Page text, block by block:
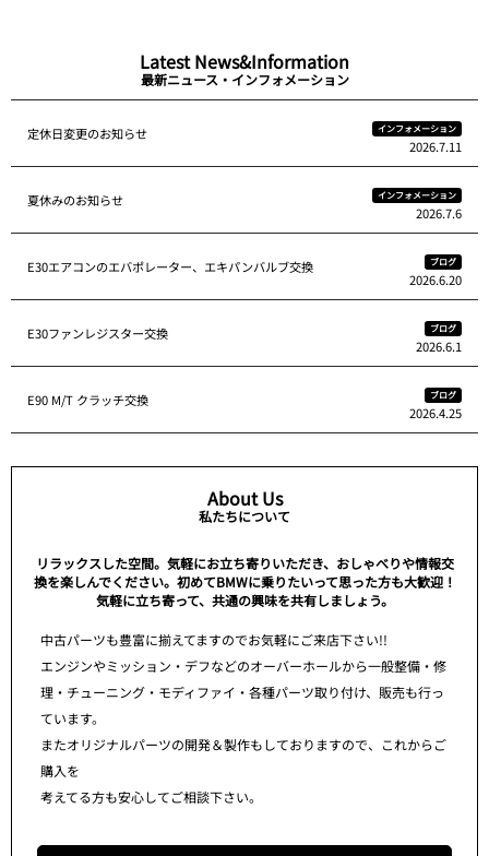
Latest News&Information
最新ニュース・インフォメーション
定休日変更のお知らせ インフォメーション
2026.7.11
夏休みのお知らせ インフォメーション
2026.7.6
E30エアコンのエバポレーター、エキパンバルブ交換 ブログ
2026.6.20
E30ファンレジスター交換 ブログ
2026.6.1
E90 M/T クラッチ交換 ブログ
2026.4.25
About Us
私たちについて
リラックスした空間。気軽にお立ち寄りいただき、おしゃべりや情報交
換を楽しんでください。初めてBMWに乗りたいって思った方も大歓迎！
気軽に立ち寄って、共通の興味を共有しましょう。
中古パーツも豊富に揃えてますのでお気軽にご来店下さい!!
エンジンやミッション・デフなどのオーバーホールから一般整備・修
理・チューニング・モディファイ・各種パーツ取り付け、販売も行っ
ています。
またオリジナルパーツの開発＆製作もしておりますので、これからご
購入を
考えてる方も安心してご相談下さい。